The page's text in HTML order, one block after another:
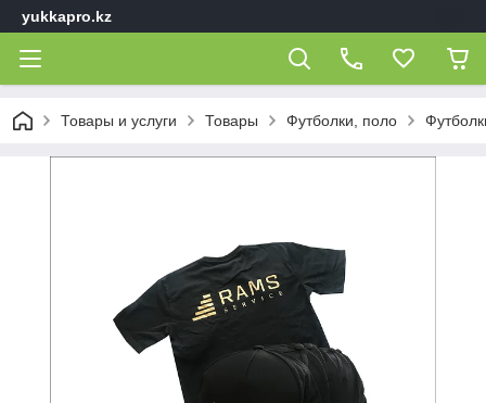
yukkapro.kz
Товары и услуги Товары Футболки, поло